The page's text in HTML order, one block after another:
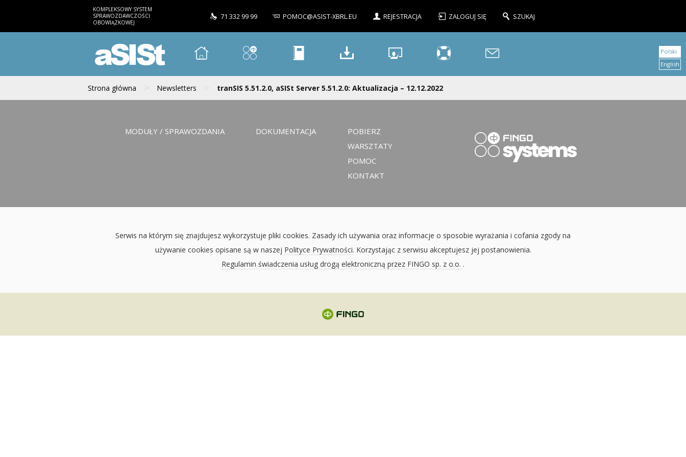
KOMPLEKSOWY SYSTEM
SPRAWOZDAWCZOŚCI
OBOWIĄZKOWEJ
71 332 99 99 POMOC@ASIST-XBRL.EU REJESTRACJA ZALOGUJ SIĘ SZUKAJ
aSISt
Strona główna > Newsletters > tranSIS 5.51.2.0, aSISt Server 5.51.2.0: Aktualizacja – 12.12.2022
Polski
English
MODUŁY / SPRAWOZDANIA DOKUMENTACJA
POBIERZ
WARSZTATY
POMOC
KONTAKT
Serwis na którym się znajdujesz wykorzystuje pliki cookies. Zasady ich używania oraz informacje o sposobie wyrażania i cofania zgody na
używanie cookies opisane są w naszej Polityce Prywatności. Korzystając z serwisu akceptujesz jej postanowienia.
Regulamin świadczenia usług drogą elektroniczną przez FINGO sp. z o.o. .